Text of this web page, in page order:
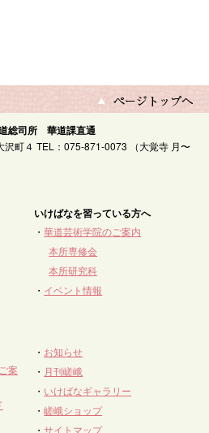
総司所 華道課直通
町４ TEL：075-871-0073 （大覚寺 月〜
いけばなを習っている方へ
・華道芸術学院のご案内
本所専修会
本所研究科
・ イベント情報
案
・ お知らせ
・ 月刊嵯峨
・ いけばなギャラリー
・嵯峨ショップ
・サイトマップ